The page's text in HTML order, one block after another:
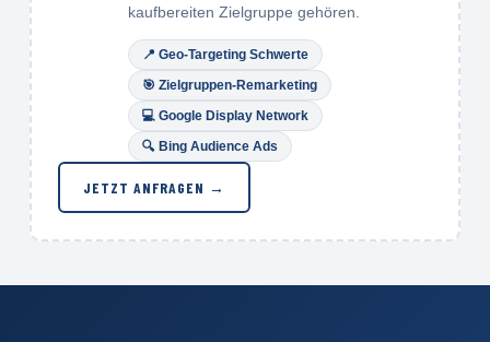
kaufbereiten Zielgruppe gehören.
📍 Geo-Targeting Schwerte
🎯 Zielgruppen-Remarketing
💻 Google Display Network
🔍Bing Audience Ads
JETZT ANFRAGEN →